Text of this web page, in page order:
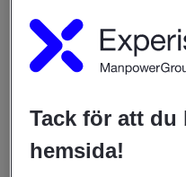
28 augusti 2020
05:30am
07:00am
DU KANSKE OCKSÅ
INSIKTER OCH
Tack för att du
hemsida!